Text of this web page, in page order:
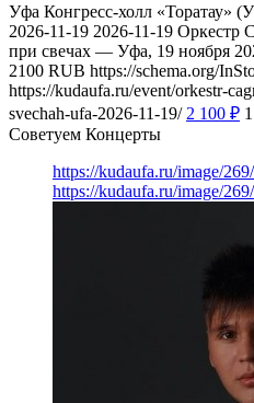
Уфа Конгресс-холл «Торатау»
2026-11-19 2026-11-19 Оркестр
при свечах — Уфа, 19 ноября
2100 RUB https://schema.org/
https://kudaufa.ru/event/orkestr-
svechah-ufa-2026-11-19/ 2 100 ₽ 1
Советуем Концерты
https://kudaufa.ru/image/
https://kudaufa.ru/image/